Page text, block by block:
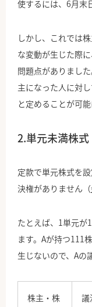
使するには、6月末
しかし、これでは
な変動が生じた際
問題点がありまし
主になった人に対
と定めることが可
2.単元未満株式
定款で単元株式を
決権がありません（
たとえば、1単元が
ます。Aが持つ111
生じないので、Aの
株主・株
議